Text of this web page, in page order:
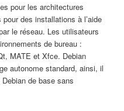
pour les architectures
des installations à l’aide
le réseau. Les utilisateurs
de bureau :
MATE et Xfce. Debian
autonome standard, ainsi, il
de base sans